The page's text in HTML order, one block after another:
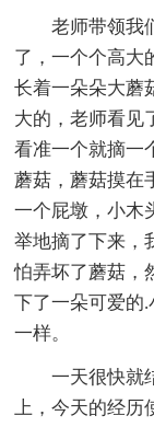
老师带领我
了，一个个高大
长着一朵朵大蘑
大的，老师看见
看准一个就摘一
蘑菇，蘑菇摸在
一个屁墩，小木
举地摘了下来，
怕弄坏了蘑菇，
下了一朵可爱的
一样。
一天很快就
上，今天的经历